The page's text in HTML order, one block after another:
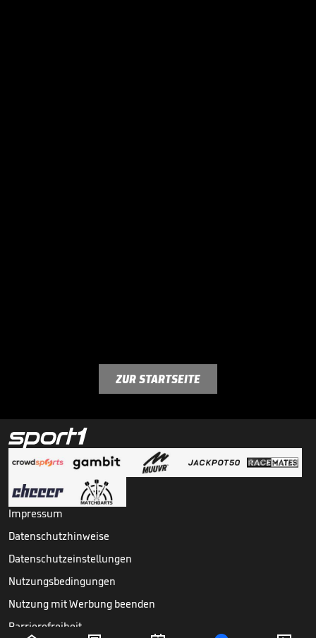
ZUR STARTSEITE
Impressum
Datenschutzhinweise
Datenschutzeinstellungen
Nutzungsbedingungen
Nutzung mit Werbung beenden
Barrierefreiheit